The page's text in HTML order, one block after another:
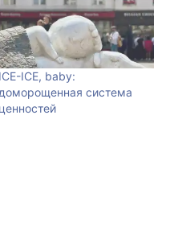
ICE-ICE, baby:
доморощенная система
ценностей